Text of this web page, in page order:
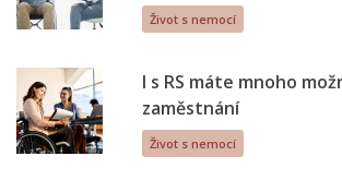
Život s nemocí
I s RS máte mnoho
zaměstnání
Život s nemocí